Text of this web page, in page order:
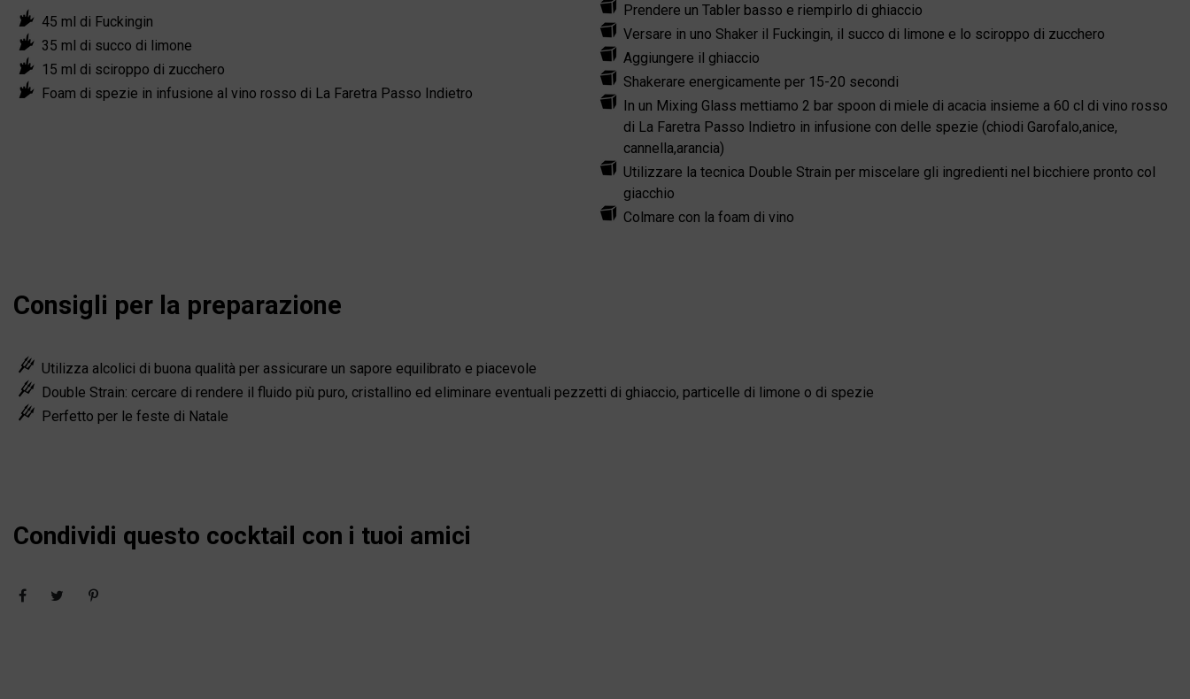
45 ml di Fuckingin
35 ml di succo di limone
15 ml di sciroppo di zucchero
Foam di spezie in infusione al vino rosso di La Faretra Passo Indietro
Prendere un Tabler basso e riempirlo di ghiaccio
Versare in uno Shaker il Fuckingin, il succo di limone e lo sciroppo di zucchero
Aggiungere il ghiaccio
Shakerare energicamente per 15-20 secondi
In un Mixing Glass mettiamo 2 bar spoon di miele di acacia insieme a 60 cl di vino rosso
di La Faretra Passo Indietro in infusione con delle spezie (chiodi Garofalo,anice,
cannella,arancia)
Utilizzare la tecnica Double Strain per miscelare gli ingredienti nel bicchiere pronto col
giacchio
Colmare con la foam di vino
Consigli per la preparazione
Utilizza alcolici di buona qualità per assicurare un sapore equilibrato e piacevole
Double Strain: cercare di rendere il fluido più puro, cristallino ed eliminare eventuali pezzetti di ghiaccio, particelle di limone o di spezie
Perfetto per le feste di Natale
Condividi questo cocktail con i tuoi amici